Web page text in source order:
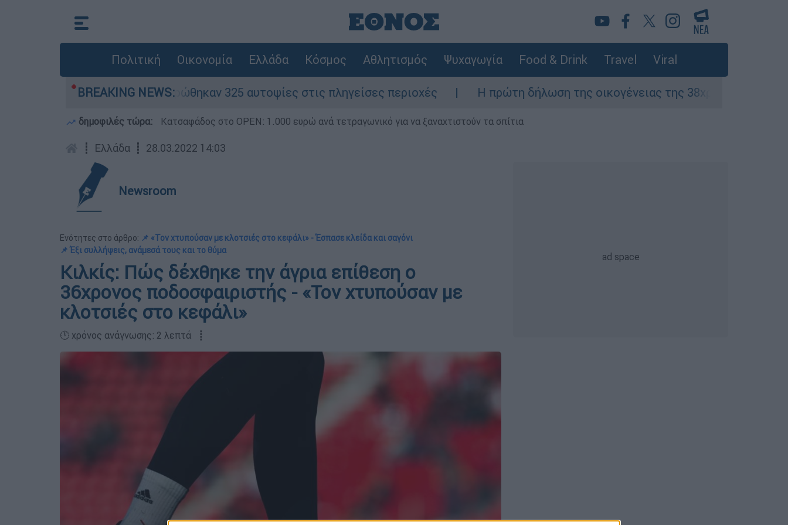
Πολιτική Οικονομία Ελλάδα Κόσμος Αθλητισμός Ψυχαγωγία Food & Drink Travel Viral
BREAKING NEWS:
«κόκκινα» - Ολοκληρώθηκαν 325 αυτοψίες στις πληγείσες περιοχές Η πρώτη δήλωση της οικογένειας της 38χρονης Βρετανίδας που
δημοφιλές τώρα: Κατσαφάδος στο OPEN: 1.000 ευρώ ανά τετραγωνικό για να ξαναχτιστούν τα σπίτια
┋ Ελλάδα ┋ 28.03.2022 14:03
Newsroom
Ενότητες στο άρθρο: 📌 «Τον χτυπούσαν με κλοτσιές στο κεφάλι» - Έσπασε κλείδα και σαγόνι
📌 Έξι συλλήψεις, ανάμεσά τους και το θύμα
Κιλκίς: Πώς δέχθηκε την άγρια επίθεση ο
36χρονος ποδοσφαιριστής - «Τον χτυπούσαν με
κλοτσιές στο κεφάλι»
🕛 χρόνος ανάγνωσης: 2 λεπτά ┋